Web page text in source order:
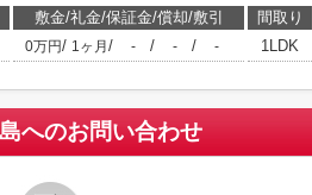
敷金/礼金/保証金/償却/敷引 間取り
0万円/ 1ヶ月 / - / - / - 1LDK
へのお問い合わせ